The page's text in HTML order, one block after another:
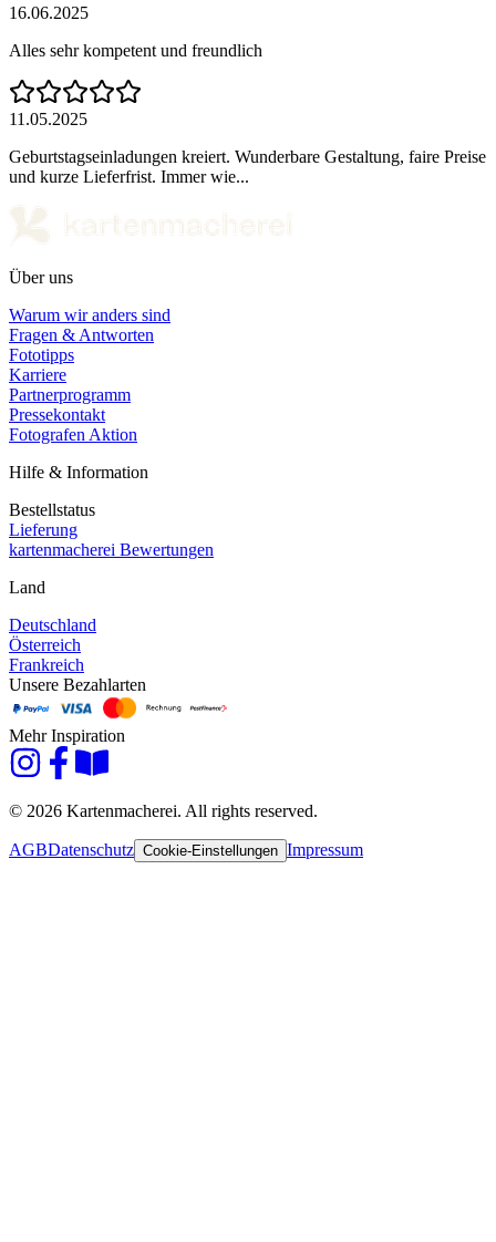
16.06.2025
Alles sehr kompetent und freundlich
11.05.2025
Geburtstagseinladungen kreiert. Wunderbare Gestaltung, faire Preise
und kurze Lieferfrist. Immer wie...
Über uns
Warum wir anders sind
Fragen & Antworten
Fototipps
Karriere
Partnerprogramm
Pressekontakt
Fotografen Aktion
Hilfe & Information
Bestellstatus
Lieferung
kartenmacherei Bewertungen
Land
Deutschland
Österreich
Frankreich
Unsere Bezahlarten
Mehr Inspiration
© 2026 Kartenmacherei. All rights reserved.
AGBDatenschutz Cookie-Einstellungen Impressum